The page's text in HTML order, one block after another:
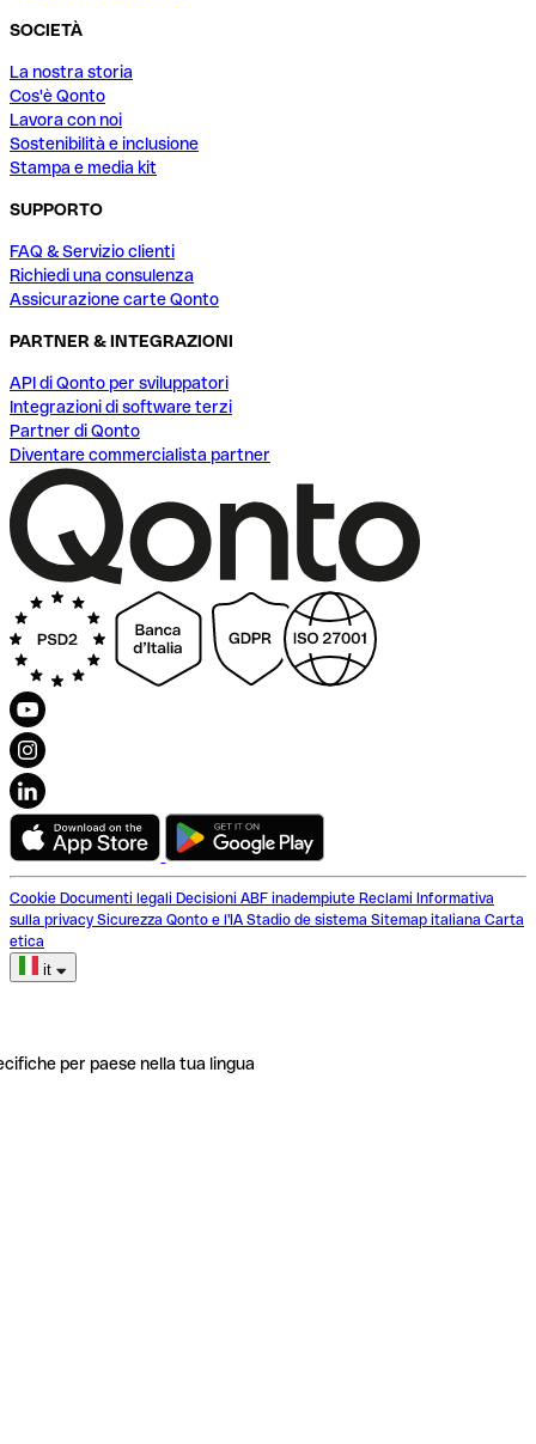
SOCIETÀ
La nostra storia
Cos'è Qonto
Lavora con noi
Sostenibilità e inclusione
Stampa e media kit
SUPPORTO
FAQ & Servizio clienti
Richiedi una consulenza
Assicurazione carte Qonto
PARTNER & INTEGRAZIONI
API di Qonto per sviluppatori
Integrazioni di software terzi
Partner di Qonto
Diventare commercialista partner
Cookie Documenti legali Decisioni ABF inadempiute Reclami Informativa
sulla privacy Sicurezza Qonto e l'IA Stadio de sistema Sitemap italiana Carta
etica
it
per paese nella tua lingua